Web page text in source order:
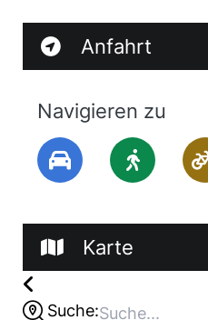
Anfahrt
Navigieren zu
Karte
Suche: